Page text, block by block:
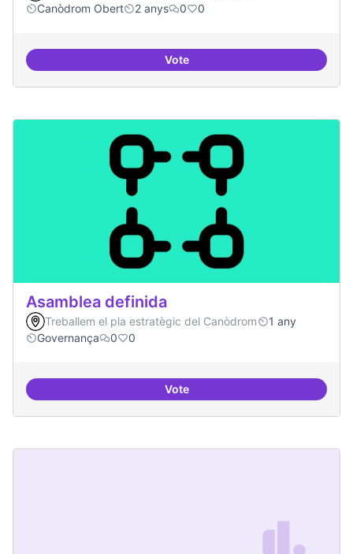
Canòdrom Obert
2 anys 0 0
VoteArxiu digital al Canòdrom
Asamblea definida
Treballem el pla estratègic del Canòdrom
1 any
Governança
0 0
VoteAsamblea definida